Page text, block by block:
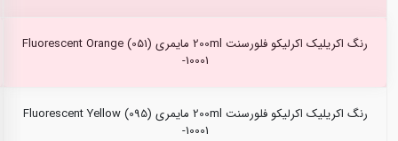
رنگ اکریلیک اکرلیکو فلورسنت 200ml مایمری Fluorescent Orange (051)
-10001
رنگ اکریلیک اکرلیکو فلورسنت 200ml مایمری Fluorescent Yellow (095)
-10001